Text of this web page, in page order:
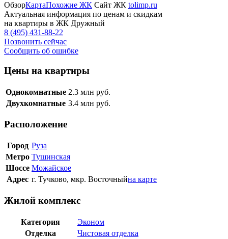
ОбзорКартаПохожие ЖК Сайт ЖК tolimp.ru
Актуальная информация по ценам и скидкам
на квартиры в ЖК Дружный
8 (495) 431-88-22
Позвонить сейчас
Сообщить об ошибке
Цены на квартиры
Однокомнатные 2.3 млн руб.
Двухкомнатные 3.4 млн руб.
Расположение
Город Руза
Метро Тушинская
Шоссе Можайское
Адрес г. Тучково, мкр. Восточныйна карте
Жилой комплекс
Категория
Эконом
Отделка
Чистовая отделка